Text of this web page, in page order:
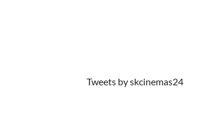
Tweets by skcinemas24